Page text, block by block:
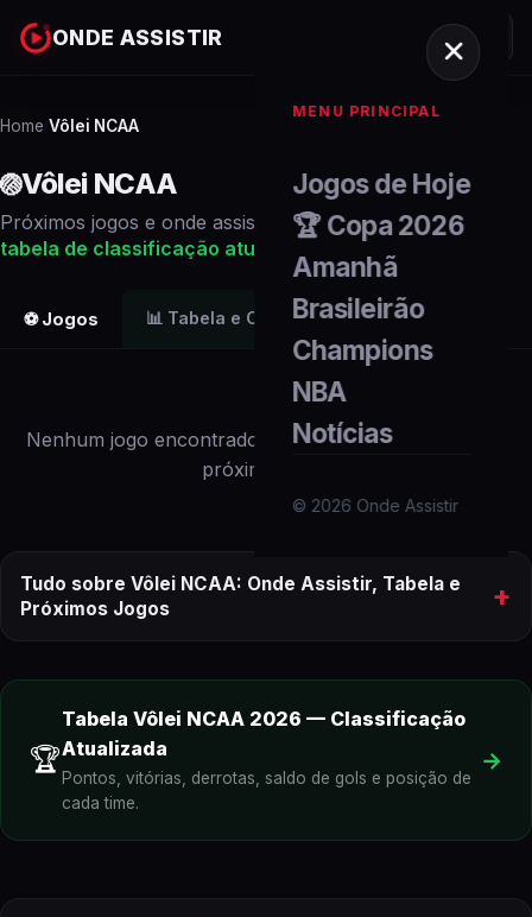
ONDE ASSISTIR
MENU PRINCIPAL
Jogos de Hoje
🏆 Copa 2026
Amanhã
Brasileirão
Champions
NBA
Notícias
© 2026 Onde Assistir
Home Vôlei NCAA
🏐Vôlei NCAA
Próximos jogos e onde assistir ao vivo. Veja também a
tabela de classificação atualizada
⚽ Jogos 📊 Tabela e Classificação
Nenhum jogo encontrado paraeste campeonato
próximos dias.
Tudo sobre Vôlei NCAA: Onde Assistir, Tabela e
Próximos Jogos
+
Vôlei NCAA
Vôlei NCAAao vivo
🏆
Tabela Vôlei NCAA 2026 — Classificação
Atualizada
Pontos, vitórias, derrotas, saldo de gols e posição de
cada time.
→